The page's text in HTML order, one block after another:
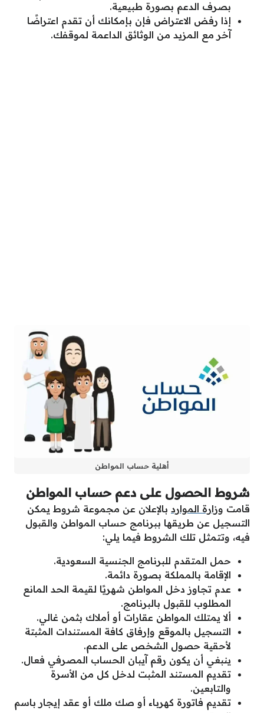
بصرف الدعم بصورة طبيعية.
إذا رفض الاعتراض فإن بإمكانك أن تقدم اعتراضًا
آخر مع المزيد من الوثائق الداعمة لموقفك.
أهلية حساب المواطن
شروط الحصول على دعم حساب المواطن
قامت وزارة الموارد بالإعلان عن مجموعة شروط يمكن
التسجيل عن طريقها ببرنامج حساب المواطن والقبول
فيه، وتتمثل تلك الشروط فيما يلي:
حمل المتقدم للبرنامج الجنسية السعودية.
الإقامة بالمملكة بصورة دائمة.
عدم تجاوز دخل المواطن شهريًا لقيمة الحد المانع
المطلوب للقبول بالبرنامج.
ألا يمتلك المواطن عقارات أو أملاك بثمن غالي.
التسجيل بالموقع وإرفاق كافة المستندات المثبتة
لأحقية حصول الشخص على الدعم.
ينبغي أن يكون رقم آيبان الحساب المصرفي فعال.
تقديم المستند المثبت لدخل كل من الأسرة
والتابعين.
تقديم فاتورة كهرباء أو صك ملك أو عقد إيجار باسم